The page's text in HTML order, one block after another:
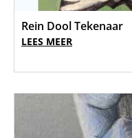
Rein Dool Tekenaar
LEES MEER